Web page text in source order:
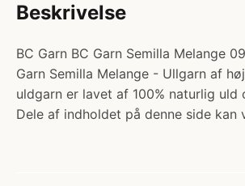
Beskrivelse
BC Garn BC Garn Semilla Melange
Garn Semilla Melange - Ullgarn af
uldgarn er lavet af 100% naturlig
Dele af indholdet på denne side